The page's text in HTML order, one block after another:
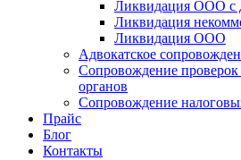
Ликвидация ООО с
Ликвидация
Ликвидация ООО
Адвокатское
Сопровождение
органов
Сопровождение
Прайс
Блог
Контакты